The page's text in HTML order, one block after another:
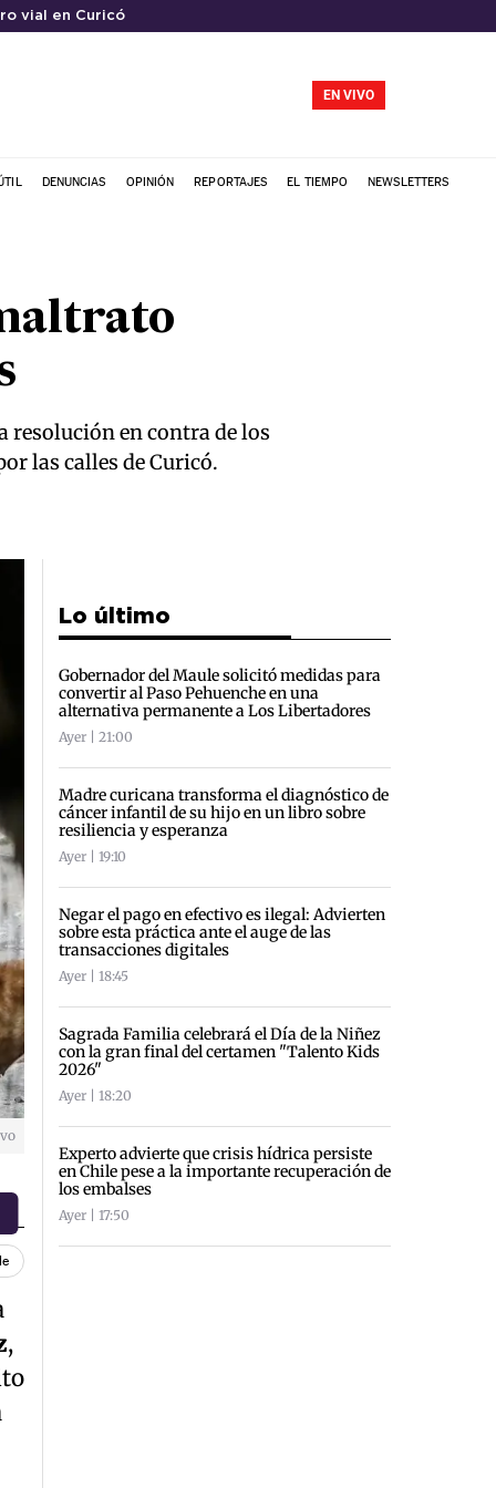
vial en Curicó
EN VIVO
DENUNCIAS OPINIÓN REPORTAJES EL TIEMPO NEWSLETTERS
resolución en contra de los
las calles de Curicó.
,
Lo último
Gobernador del Maule solicitó medidas para
convertir al Paso Pehuenche en una
alternativa permanente a Los Libertadores
Ayer | 21:00
Madre curicana transforma el diagnóstico de
cáncer infantil de su hijo en un libro sobre
resiliencia y esperanza
Ayer | 19:10
Negar el pago en efectivo es ilegal: Advierten
sobre esta práctica ante el auge de las
transacciones digitales
Ayer | 18:45
Sagrada Familia celebrará el Día de la Niñez
con la gran final del certamen "Talento Kids
2026"
Ayer | 18:20
Experto advierte que crisis hídrica persiste
en Chile pese a la importante recuperación de
los embalses
Ayer | 17:50